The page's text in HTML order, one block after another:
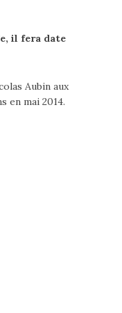
il fera date
Aubin aux
en mai 2014.